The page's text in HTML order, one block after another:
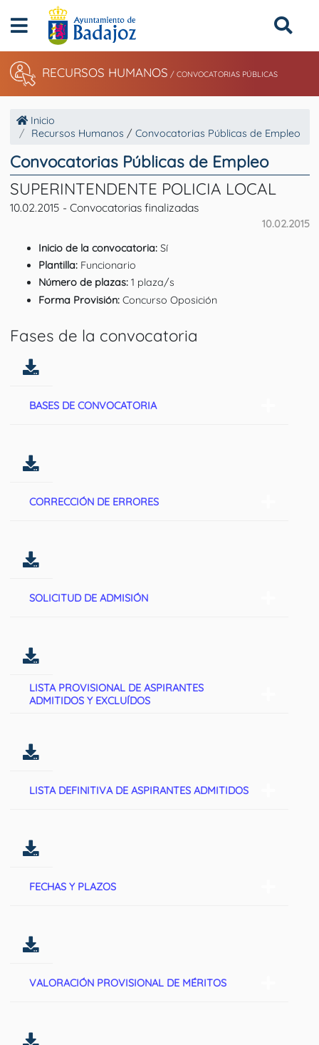
RECURSOS HUMANOS / CONVOCATORIAS PÚBLICAS
Inicio
Recursos Humanos / Convocatorias Públicas de Empleo
Convocatorias Públicas de Empleo
SUPERINTENDENTE POLICIA LOCAL
10.02.2015 - Convocatorias finalizadas
10.02.2015
Inicio de la convocatoria:Sí
Plantilla: Funcionario
Número de plazas:1 plaza/s
Forma Provisión:Concurso Oposición
Fases de la convocatoria
BASES DE CONVOCATORIA
CORRECCIÓN DE ERRORES
SOLICITUD DE ADMISIÓN
LISTA PROVISIONAL DE ASPIRANTES
ADMITIDOS Y EXCLUÍDOS
LISTA DEFINITIVA DE ASPIRANTES ADMITIDOS
FECHAS Y PLAZOS
VALORACIÓN PROVISIONAL DE MÉRITOS